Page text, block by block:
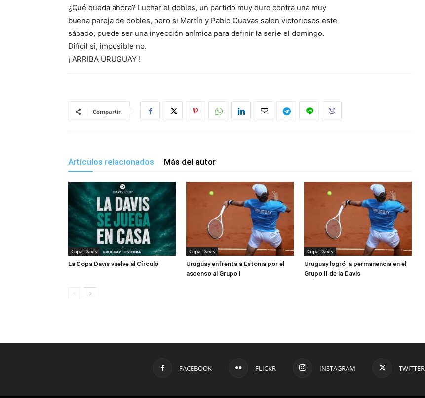
¿Qué queda ahora? Luchar el dobles, un partido muy duro contra una muy
buena pareja de dobles, pero si Martín y Pablo Cuevas salen victoriosos este
sábado, puede ser una inyección anímica para definir la serie el domingo.
Difícil si, imposible no.
¡ ARRIBA URUGUAY !
Compartir
Artículos relacionados Más del autor
Copa Davis
La Copa Davis vuelve al Círculo
Copa Davis
Uruguay enfrenta a Estonia por el
ascenso al Grupo I
Copa Davis
Uruguay logró la permanencia en el
Grupo II de la Davis
FACEBOOK FLICKR INSTAGRAM TWITTER